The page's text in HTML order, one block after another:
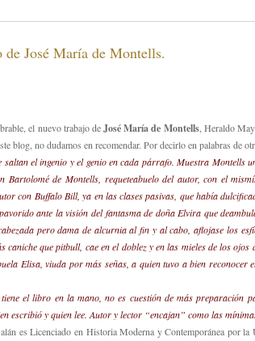
José María de Montells.
el nuevo trabajo deJosé María de Montells, Heraldo
blog, no dudamos en recomendar. Por decirlo en palabras
el ingenio y el genio en cada párrafo. Muestra
Bartolomé de Montells, requeteabuelo del autor, con el
con Buffalo Bill, ya en las clases pasivas, que había
ante la visión del fantasma de doña Elvira que
pero dama de alcurnia al fin y al cabo, aflojase los
caniche que pitbull, cae en el doblez y en las mieles de los
Elisa, viuda por más señas, a quien tuvo a bien
el libro en la mano, no es cuestión de más preparación
escribió y quien lee. Autor y lector “encajan” como las
es Licenciado en Historia Moderna y Contemporánea por